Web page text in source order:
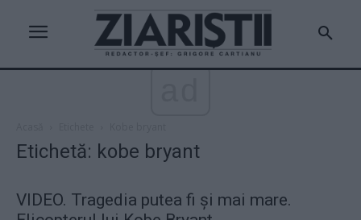
Etichetă: kobe bryant
VIDEO. Tragedia putea fi și mai mare.